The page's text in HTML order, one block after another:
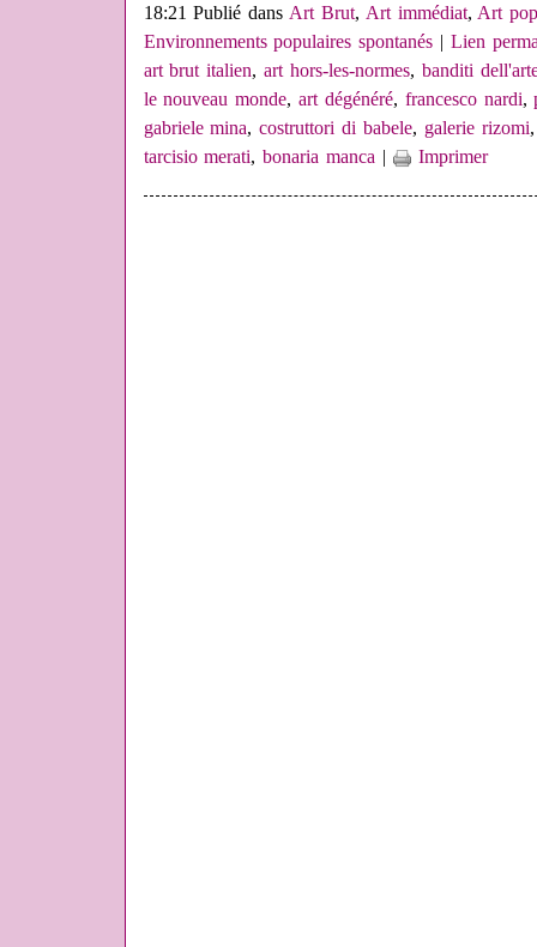
18:21 Publié dansArt Brut, Art immédiat,Art
Environnements populaires spontanés | Lien
art brut italien,art hors-les-normes, banditi
le nouveau monde,art dégénéré, francesco nardi,
gabriele mina,costruttori di babele, galerie rizomi
tarcisio merati,bonaria manca | Imprimer